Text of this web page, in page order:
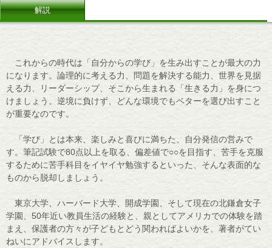
解説
これからの時代は「自分からの学び」を生み出すことが最大の力
になります。論理的に考える力、問題を解決する能力、世界を見据
える力、リーダーシップ、そこから生まれる「生きる力」を身につ
けましょう。逆境に負けず、どんな環境でもベターを選び出すこと
が重要なのです。
「学び」とは本来、楽しみと喜びに満ちた、自分発信の営みで
す。筆記試験で80点以上を取る、偏差値で○○を目指す、苦手を克服
するために苦手科目をイヤイヤ勉強するといった、そんな表面的な
ものから脱却しましょう。
東京大学、ハーバード大学、開成学園、そして現在の北鎌倉女子
学園、50年近い教員生活の経験と、親としてアメリカでの体験を踏
まえ、保護者の方々が子どもとどう関わればよいかを、著者がてい
ねいにアドバイスします。